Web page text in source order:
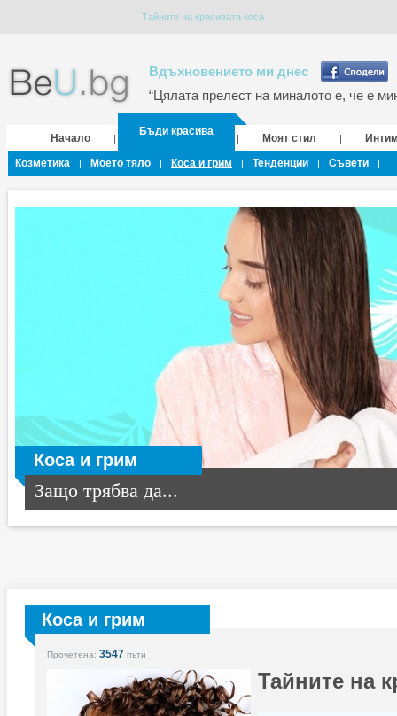
Тайните на красивата коса
Вдъхновението ми днес
“Цялата прелест на миналото е, че е
Начало |
Бъди красива
| Моят стил |
Козметика
| Моето тяло | Коса и грим | Тенденции | Съвети |
Коса и грим
Защо трябва да...
Коса и грим
Прочетена: 3547 пъти
Тайните на